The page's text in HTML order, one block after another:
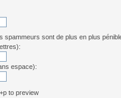
spammeurs sont de plus en plus
espace):
to preview